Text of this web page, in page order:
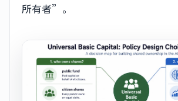
所有者”。